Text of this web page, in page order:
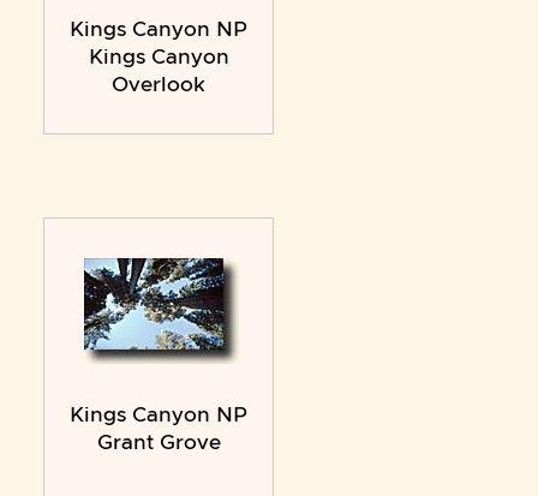
Kings Canyon NP
Kings Canyon
Overlook
Kings Canyon NP
Grant Grove